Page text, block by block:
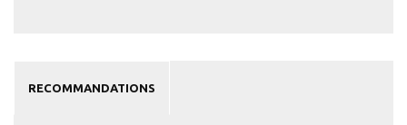
RECOMMANDATIONS